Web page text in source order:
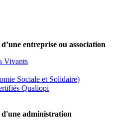
entreprise ou association
Vivants
Sociale et Solidaire)
Qualiopi
administration